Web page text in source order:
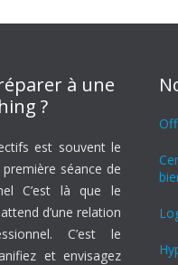
à une
?
est souvent le
séance de
C’est là que le
d’une relation
C’est le
et envisagez